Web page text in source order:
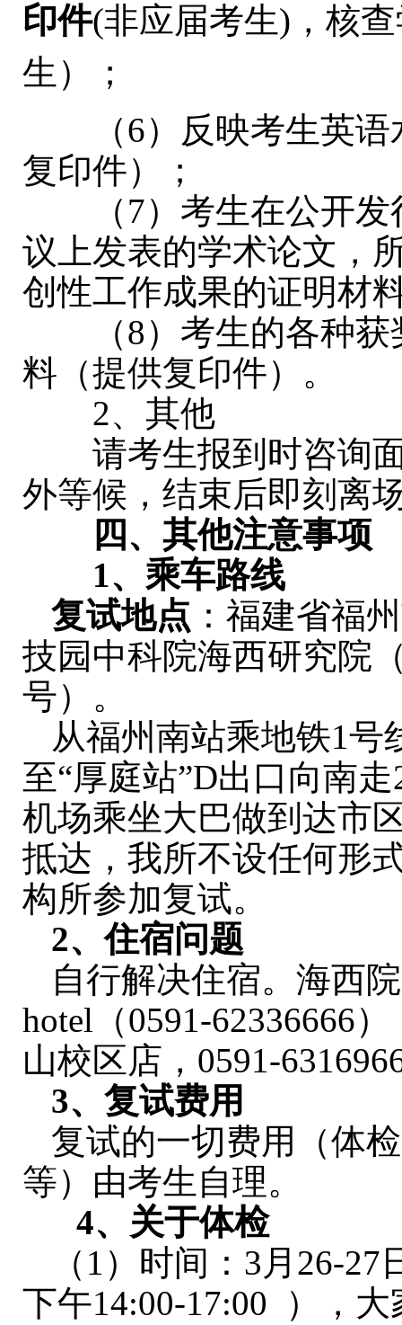
印件(非应届考生)，核
生）；
（6）反映考生英语
复印件）；
（7）考生在公开发
议上发表的学术论文，
创性工作成果的证明材
（8）考生的各种获
料（提供复
2、其他
请考生报到时咨询面
外等候，结束后即刻离
四、其他注意事项
1、乘车路线
复试地点 ：福建省福
技园中科院海西研究院
号）。
从福州南站乘地铁1号
至“厚庭站”D出口向南
机场乘坐大巴做到达市
抵达，我所不设任何形
构所参加复试。
2、住宿问题
自行解决住宿。海西
hotel（0591-62336666
山校区店，0591-
3、复试费用
复试的一切费用（体
等）由考生自理。
4、关于体检
（1）时间：3月26-
下午14:00-17:00 ），